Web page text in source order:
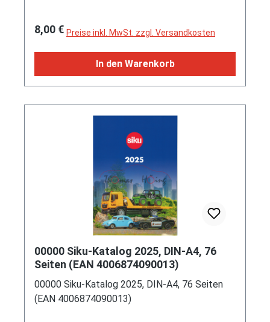
Regulärer Preis:
8,00 € Preise inkl. MwSt. zzgl. Versandkosten
In den Warenkorb
00000 Siku-Katalog 2025, DIN-A4, 76
Seiten (EAN 4006874090013)
00000 Siku-Katalog 2025, DIN-A4, 76 Seiten
(EAN 4006874090013)